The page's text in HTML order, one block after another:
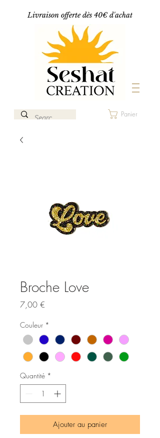
Livraison offerte dès 40€ d'achat
Panier
Broche Love
7,00 €
Couleur *
Quantité *
Ajouter au panier